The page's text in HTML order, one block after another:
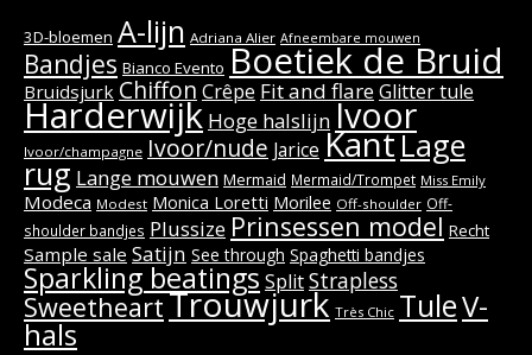
3D-bloemen A-lijn Adriana Alier Afneembare mouwen
Bandjes Bianco Evento Boetiek de Bruid
Bruidsjurk Chiffon Crêpe Fit and flareGlitter tule
Harderwijk Hoge halslijnIvoor
Ivoor/champagne Ivoor/nude Jarice KantLage
rug Lange mouwen Mermaid Mermaid/Trompet Miss Emily
Modeca Modest Monica Loretti Morilee Off-shoulder Off-
shoulder bandjes Plussize Prinsessen model Recht
Sample sale Satijn See through Spaghetti bandjes
Sparkling beatings SplitStrapless
SweetheartTrouwjurk Très Chic TuleV-
hals